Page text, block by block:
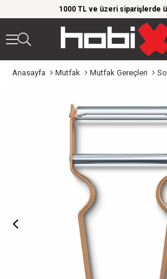
1000 TL ve üzeri siparişlerde
Anasayfa Mutfak Mutfak Gereçleri